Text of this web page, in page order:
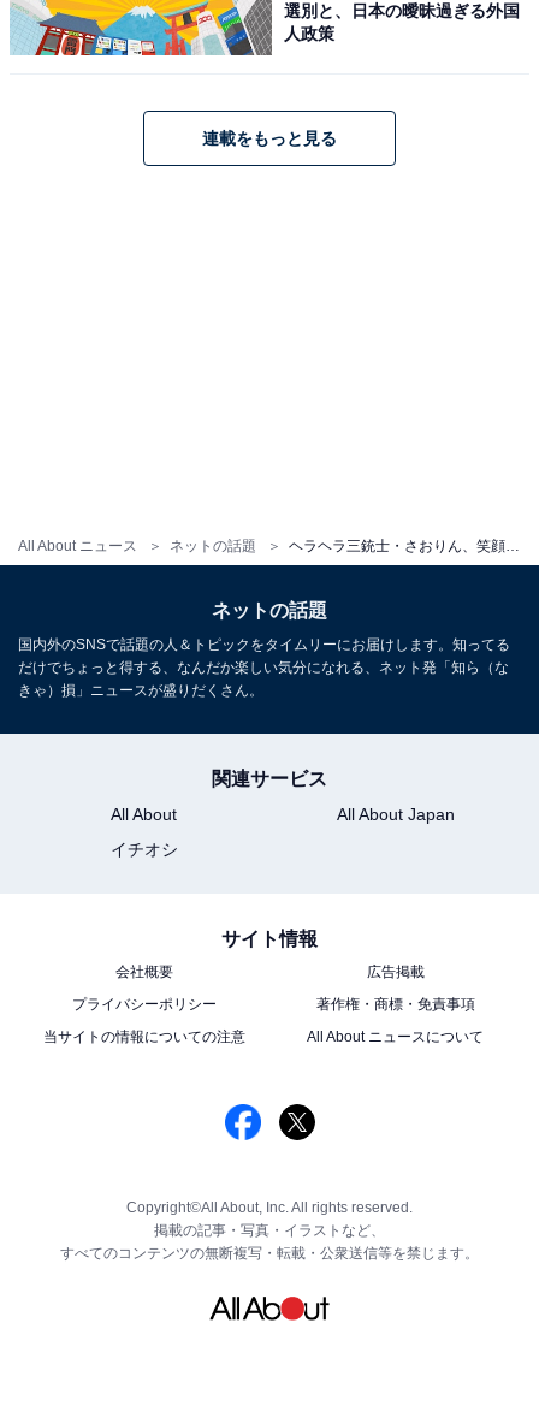
All About ニュース ネットの話題
選別と、日本の曖昧過ぎる外国
人政策
連載をもっと見る
ネットの話題
国内外のSNSで話題の人＆トピックをタイムリーにお届けします。知ってる
だけでちょっと得する、なんだか楽しい気分になれる、ネット発「知ら（な
きゃ）損」ニュースが盛りだくさん。
関連サービス
All About
All About Japan
イチオシ
サイト情報
会社概要
広告掲載
プライバシーポリシー
著作権・商標・免責事項
当サイトの情報についての注意
All About ニュースについて
Copyright©All About, Inc. All rights reserved.
掲載の記事・写真・イラストなど、
すべてのコンテンツの無断複写・転載・公衆送信等を禁じます。